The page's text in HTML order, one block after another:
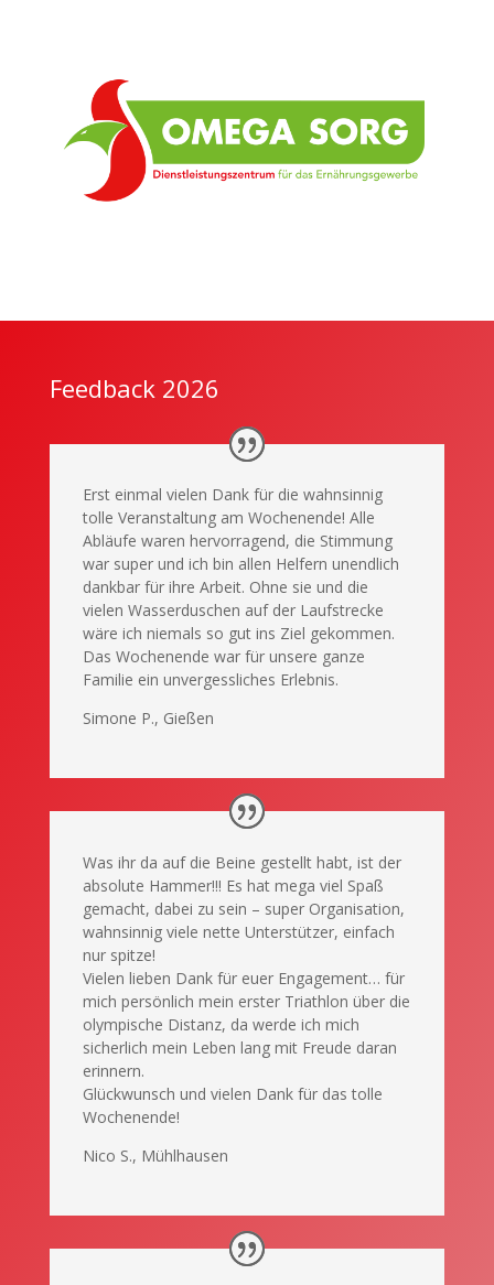
Feedback 2026
Erst einmal vielen Dank für die wahnsinnig
tolle Veranstaltung am Wochenende! Alle
Abläufe waren hervorragend, die Stimmung
war super und ich bin allen Helfern unendlich
dankbar für ihre Arbeit. Ohne sie und die
vielen Wasserduschen auf der Laufstrecke
wäre ich niemals so gut ins Ziel gekommen.
Das Wochenende war für unsere ganze
Familie ein unvergessliches Erlebnis.
Simone P., Gießen
Was ihr da auf die Beine gestellt habt, ist der
absolute Hammer!!! Es hat mega viel Spaß
gemacht, dabei zu sein – super Organisation,
wahnsinnig viele nette Unterstützer, einfach
nur spitze!
Vielen lieben Dank für euer Engagement… für
mich persönlich mein erster Triathlon über die
olympische Distanz, da werde ich mich
sicherlich mein Leben lang mit Freude daran
erinnern.
Glückwunsch und vielen Dank für das tolle
Wochenende!
Nico S., Mühlhausen